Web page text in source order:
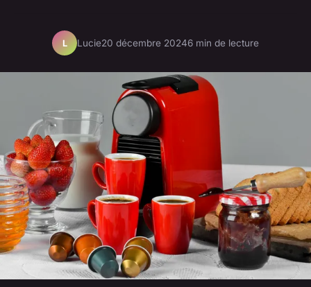
L Lucie20 décembre 20246 min de lecture